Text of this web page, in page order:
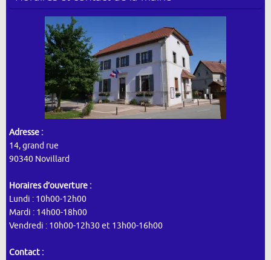
Adresse :
14, grand rue
90340 Novillard
Horaires d’ouverture :
Lundi : 10h00-12h00
Mardi : 14h00-18h00
Vendredi : 10h00-12h30 et 13h00-16h00
Contact :